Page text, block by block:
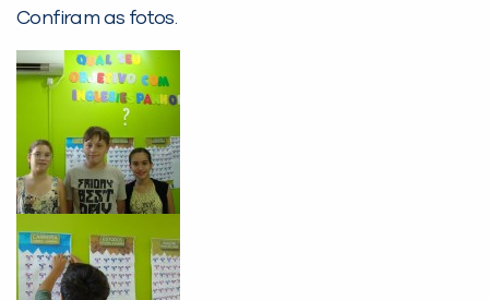
Confiram as fotos.
Preencha com seus dados abaixo e